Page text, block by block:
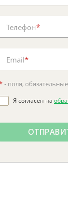
Телефон*
Email*
- поля,
Я согласен на